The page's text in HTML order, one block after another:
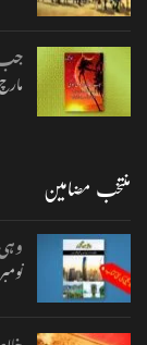
جب
مارچ 30,
منتخب مضامین
نومبر 10, 2019